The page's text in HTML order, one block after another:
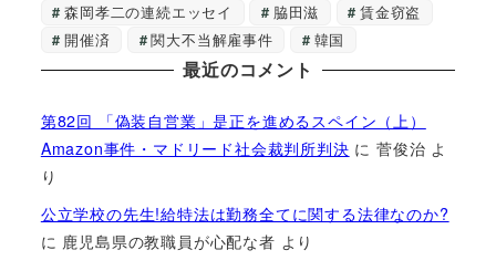
森岡孝二の連続エッセイ
脇田滋
賃金窃盗
開催済
関大不当解雇事件 韓国
最近のコメント
第82回 「偽装自営業」是正を進めるスペイン（上）
Amazon事件・マドリード社会裁判所判決 に菅俊治 よ
り
公立学校の先生!給特法は勤務全てに関する法律なのか?
に 鹿児島県の教職員が心配な者 より